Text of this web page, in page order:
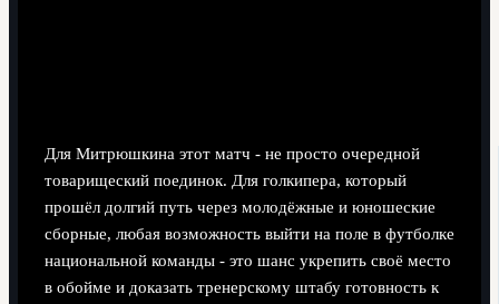
Для Митрюшкина этот матч - не просто очередной
товарищеский поединок. Для голкипера, который
прошёл долгий путь через молодёжные и юношеские
сборные, любая возможность выйти на поле в футболке
национальной команды - это шанс укрепить своё место
в обойме и доказать тренерскому штабу готовность к